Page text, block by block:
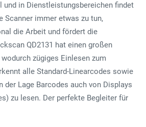
und in Dienstleistungsbereichen findet
Scanner immer etwas zu tun,
die Arbeit und fördert die
QD2131 hat einen großen
zügiges Einlesen zum
alle Standard-Linearcodes sowie
der Lage Barcodes auch von Displays
zu lesen. Der perfekte Begleiter für